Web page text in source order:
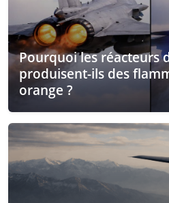
Pourquoi les réacteurs
produisent-ils des
orange ?